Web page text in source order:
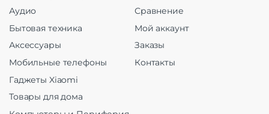
Аудио
Бытовая техника
Аксессуары
Мобильные телефоны
Гаджеты Xiaomi
Товары для дома
Сравнение
Мой аккаунт
Заказы
Контакты